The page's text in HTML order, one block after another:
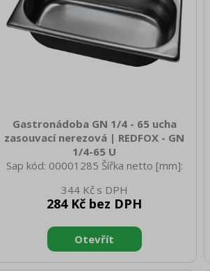
Gastronádoba GN 1/4 - 65 ucha
zasouvací nerezová | REDFOX - GN
1/4-65 U
Sap kód: 00001285 Šířka netto [mm]:
netto [mm]: 65 Hmotnost netto [kg]:
0.50 Šířka brutto [mm]: 550 Hloubka
300 Hmotnost brutto [kg]: 0.60
Materiál: AISI 304 Vnější barva zařízení:
Nerezové Hloubka GN zařízení [mm]:
344 Kč
284 Kč bez DPH